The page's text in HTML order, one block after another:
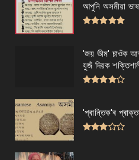
আপুনি অসমীয়া
'জয় ভীম' চাওঁক আৰু
যুজঁ দিয়ক
'প্ৰান্তিক'ৰ